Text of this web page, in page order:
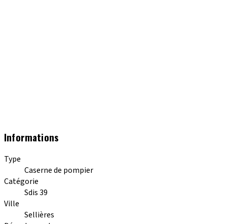
Informations
Type
Caserne de pompier
Catégorie
Sdis 39
Ville
Sellières